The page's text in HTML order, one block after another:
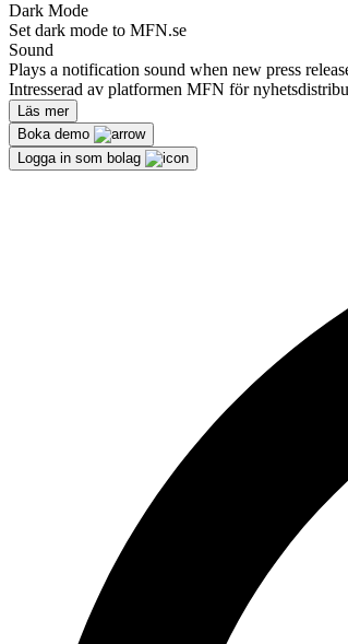
Dark Mode
Set dark mode to MFN.se
Sound
Plays a notification sound when new press
Intresserad av platformen MFN för
Läs mer
Boka demo
Logga in som bolag